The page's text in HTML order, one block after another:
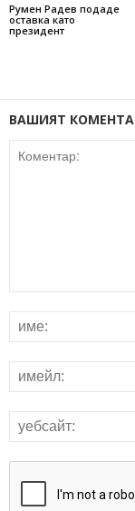
Румен Радев подаде
оставка като
президент
ВАШИЯТ